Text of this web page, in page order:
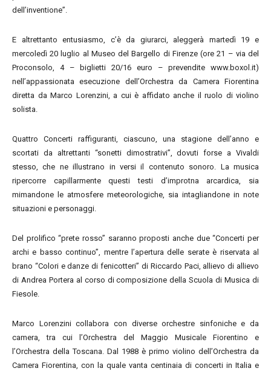
dell’inventione”.
E altrettanto entusiasmo, c’è da giurarci, aleggerà martedì 19 e
mercoledì 20 luglio al Museo del Bargello di Firenze (ore 21 – via del
Proconsolo, 4 – biglietti 20/16 euro – prevendite www.boxol.it)
nell’appassionata esecuzione dell’Orchestra da Camera Fiorentina
diretta da Marco Lorenzini, a cui è affidato anche il ruolo di violino
solista.
Quattro Concerti raffiguranti, ciascuno, una stagione dell’anno e
scortati da altrettanti “sonetti dimostrativi”, dovuti forse a Vivaldi
stesso, che ne illustrano in versi il contenuto sonoro. La musica
ripercorre capillarmente questi testi d’improtna arcardica, sia
mimandone le atmosfere meteorologiche, sia intagliandone in note
situazioni e personaggi.
Del prolifico “prete rosso” saranno proposti anche due “Concerti per
archi e basso continuo”, mentre l’apertura delle serate è riservata al
brano “Colori e danze di fenicotteri” di Riccardo Paci, allievo di allievo
di Andrea Portera al corso di composizione della Scuola di Musica di
Fiesole.
Marco Lorenzini collabora con diverse orchestre sinfoniche e da
camera, tra cui l’Orchestra del Maggio Musicale Fiorentino e
l’Orchestra della Toscana. Dal 1988 è primo violino dell’Orchestra da
Camera Fiorentina, con la quale vanta centinaia di concerti in Italia e